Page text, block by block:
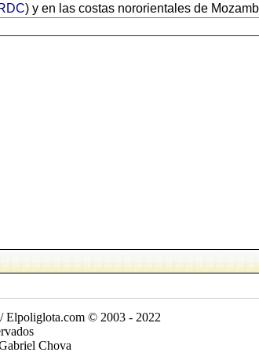
) y en las costas nororientales de
Elpoliglota.com © 2003 - 2022
Chova